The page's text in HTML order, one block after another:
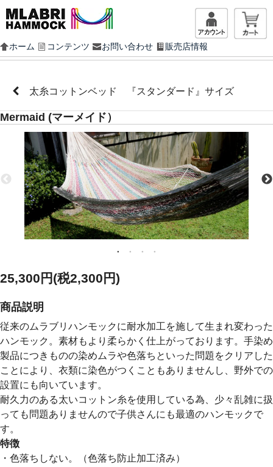
マイアカ
ホーム コンテンツ お問い合わせ 販売店情報
太糸コットンベッド 『スタンダード』サイズ
Mermaid (マーメイド）
25,300円(税2,300円)
商品説明
従来のムラブリハンモックに耐水加工を施して生まれ変わった
ハンモック。素材もより柔らかく仕上がっております。手染め
製品につきものの染めムラや色落ちといった問題をクリアした
ことにより、衣類に染色がつくこともありませんし、野外での
設置にも向いています。
耐久力のある太いコットン糸を使用している為、少々乱雑に扱
っても問題ありませんので子供さんにも最適のハンモックで
す。
特徴
・色落ちしない。（色落ち防止加工済み）